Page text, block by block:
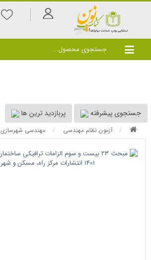
جستجوی پیشرفته پربازدید ترین ها
آزمون نظام مهندسی مهندسی شهرسازی